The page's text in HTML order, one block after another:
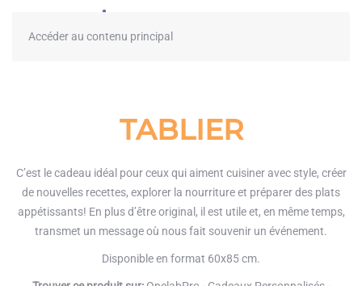
Accéder au contenu principal
TABLIER
C’est le cadeau idéal pour ceux qui aiment cuisiner avec style, créer
de nouvelles recettes, explorer la nourriture et préparer des plats
appétissants! En plus d’être original, il est utile et, en même temps,
transmet un message où nous fait souvenir un événement.
Disponible en format 60x85 cm.